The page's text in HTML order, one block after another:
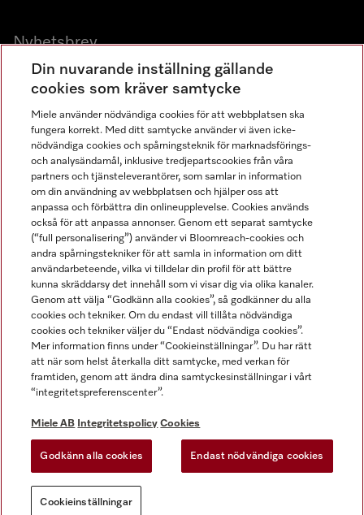
Nyhetsbrev
Gå med i vår gemenskap
Miele AB
Allmänna villkor
Användarvillkor
Miele tillgänglighetsförklaring
Lagen om digitala tjänster
Miele på LinkedIn
Miele på Facebook
Miele på Instagram
Miele på Youtube
Din nuvarande inställning gällande
cookies som kräver samtycke
Miele använder nödvändiga cookies för att webbplatsen ska
fungera korrekt. Med ditt samtycke använder vi även icke-
nödvändiga cookies och spårningsteknik för marknadsförings-
och analysändamål, inklusive tredjepartscookies från våra
partners och tjänsteleverantörer, som samlar in information
om din användning av webbplatsen och hjälper oss att
anpassa och förbättra din onlineupplevelse. Cookies används
också för att anpassa annonser. Genom ett separat samtycke
(“full personalisering”) använder vi Bloomreach-cookies och
andra spårningstekniker för att samla in information om ditt
användarbeteende, vilka vi tilldelar din profil för att bättre
kunna skräddarsy det innehåll som vi visar dig via olika kanaler.
Genom att välja “Godkänn alla cookies”, så godkänner du alla
cookies och tekniker. Om du endast vill tillåta nödvändiga
cookies och tekniker väljer du “Endast nödvändiga cookies”.
Mer information finns under “Cookieinställningar”. Du har rätt
att när som helst återkalla ditt samtycke, med verkan för
framtiden, genom att ändra dina samtyckesinställningar i vårt
“integritetspreferenscenter”.
Miele AB Integritetspolicy Cookies
Godkänn alla cookies Endast nödvändiga cookies
Cookieinställningar